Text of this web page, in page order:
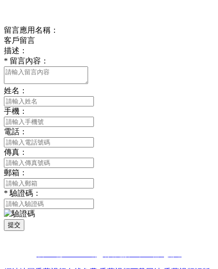
留言應用名稱：
客戶留言
描述：
* 留言內容：
姓名：
手機：
電話：
傳真：
郵箱：
* 驗證碼：
提交